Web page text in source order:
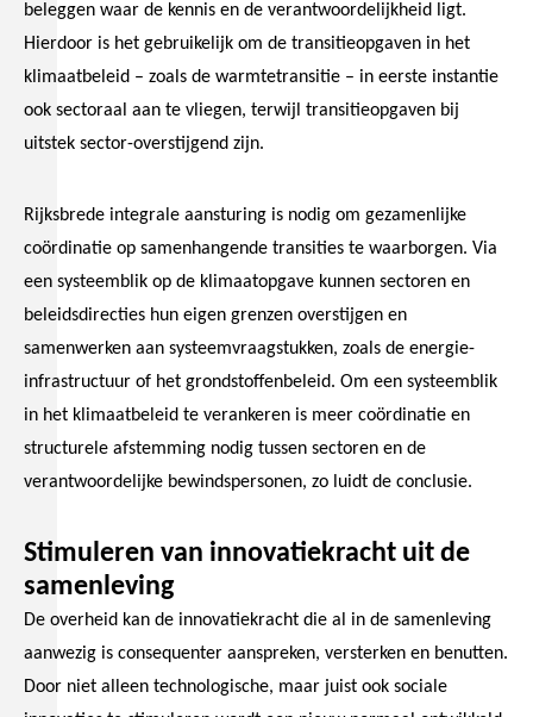
beleggen waar de kennis en de verantwoordelijkheid ligt.
Hierdoor is het gebruikelijk om de transitieopgaven in het
klimaatbeleid – zoals de warmtetransitie – in eerste instantie
ook sectoraal aan te vliegen, terwijl transitieopgaven bij
uitstek sector-overstijgend zijn.
Rijksbrede integrale aansturing is nodig om gezamenlijke
coördinatie op samenhangende transities te waarborgen. Via
een systeemblik op de klimaatopgave kunnen sectoren en
beleidsdirecties hun eigen grenzen overstijgen en
samenwerken aan systeemvraagstukken, zoals de energie-
infrastructuur of het grondstoffenbeleid. Om een systeemblik
in het klimaatbeleid te verankeren is meer coördinatie en
structurele afstemming nodig tussen sectoren en de
verantwoordelijke bewindspersonen, zo luidt de conclusie.
Stimuleren van innovatiekracht uit de
samenleving
De overheid kan de innovatiekracht die al in de samenleving
aanwezig is consequenter aanspreken, versterken en benutten.
Door niet alleen technologische, maar juist ook sociale